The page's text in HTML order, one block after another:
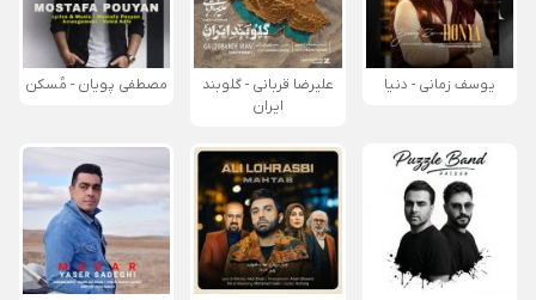
یوسف زمانی - دنیا
علیرضا قربانی - گلوبند
ایران
مصطفی پویان - مُسکن